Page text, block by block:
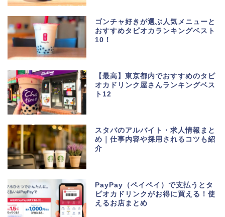
ゴンチャ好きが選ぶ人気メニューと
おすすめタピオカランキングベスト
10！
【最高】東京都内でおすすめのタピ
オカドリンク屋さんランキングベス
ト12
スタバのアルバイト・求人情報まと
め｜仕事内容や採用されるコツも紹
介
PayPay（ペイペイ）で支払うとタ
ピオカドリンクがお得に買える！使
えるお店まとめ